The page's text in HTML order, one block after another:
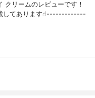
クリームのレビューです！
載してあります☝︎-------------